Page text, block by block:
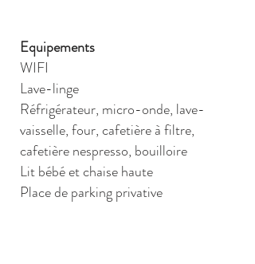
Equipements
WIFI
Lave-linge
Réfrigérateur, micro-onde, lave-
vaisselle, four, cafetière à filtre,
cafetière nespresso, bouilloire
Lit bébé et chaise haute
Place de parking privative